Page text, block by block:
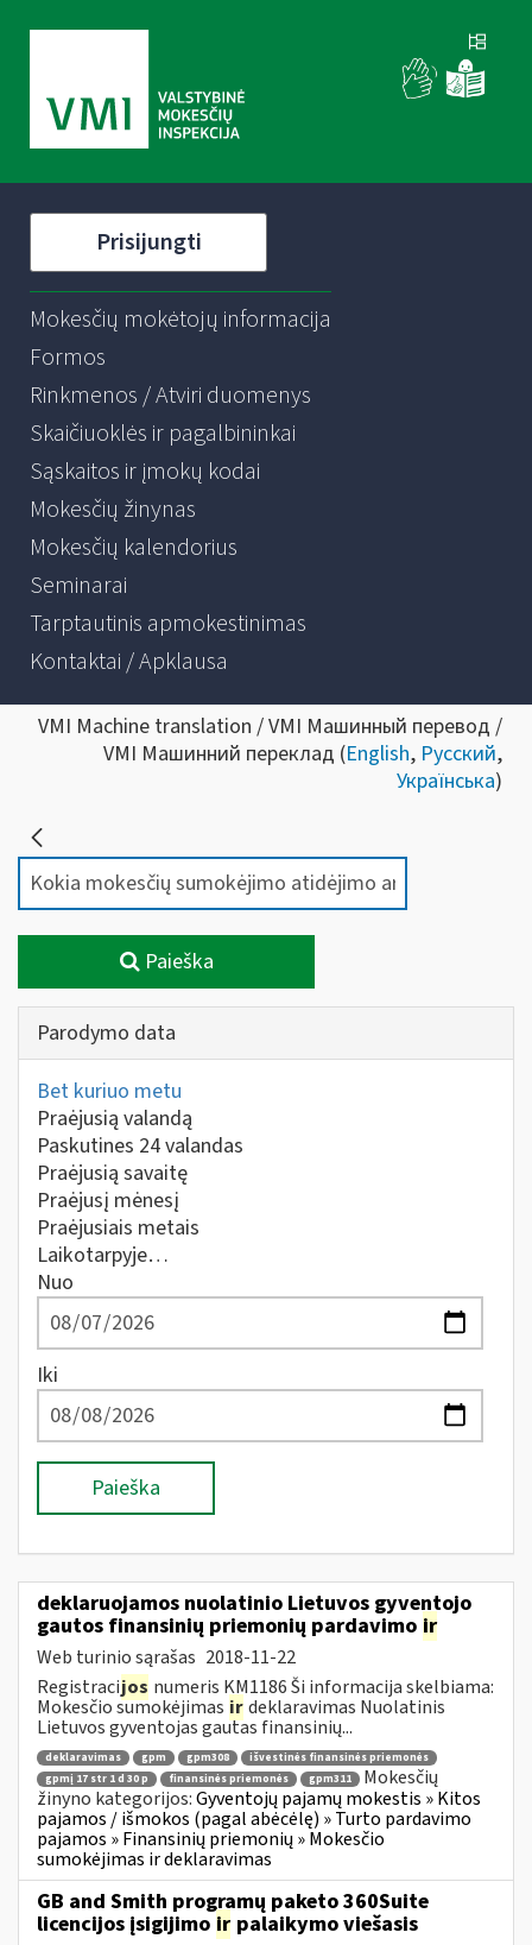
Prisijungti
Mokesčių mokėtojų informacija
Formos
Rinkmenos / Atviri duomenys
Skaičiuoklės ir pagalbininkai
Sąskaitos ir įmokų kodai
Mokesčių žinynas
Mokesčių kalendorius
Seminarai
Tarptautinis apmokestinimas
Kontaktai / Apklausa
VMI Machine translation / VMI Машинный перевод /
VMI Машинний переклад (English, Русский,
Українська)
Paieška
Parodymo data
Bet kuriuo metu
Praėjusią valandą
Paskutines 24 valandas
Praėjusią savaitę
Praėjusį mėnesį
Praėjusiais metais
Laikotarpyje…
Nuo
Iki
Paieška
deklaruojamos nuolatinio Lietuvos gyventojo
gautos finansinių priemonių pardavimo ir
Web turinio sąrašas 2018-11-22
Registracijos numeris KM1186 Ši informacija skelbiama:
Mokesčio sumokėjimas irdeklaravimas Nuolatinis
Lietuvos gyventojas gautas finansinių...
deklaravimas gpm gpm308
išvestinės finansinės priemonės
gpmį 17 str 1 d 30 p
finansinės priemonės gpm311
Mokesčių
žinyno kategorijos:Gyventojų pajamų mokestis » Kitos
pajamos / išmokos (pagal abėcėlę) » Turto pardavimo
pajamos » Finansinių priemonių » Mokesčio
sumokėjimas ir deklaravimas
GB and Smith programų paketo 360Suite
licencijos įsigijimo ir palaikymo viešasis